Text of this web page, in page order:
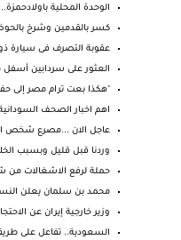
الوحدة المحلية
كسر بالقدمين وشرخ
عقوبة التصرف فى سيارة
العثور على سردابين
"هكذا بعت ترام مصر إلى
اهم اخبار الصحف السودانية اليوم
عاجل الان ...مصرع شخص
وردنا قبل قليل وبسبب
حملة لرفع الاشغالات من
محمد بن سلمان يعلن
وزير خارجية إيران عن
السعودية.. تفاعل على